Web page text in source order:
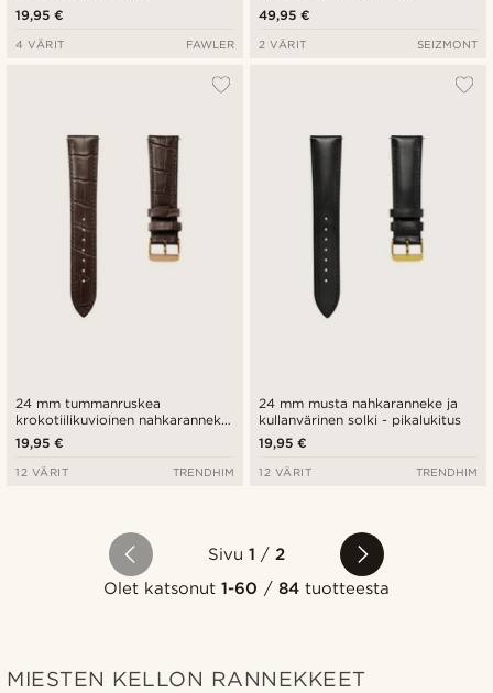
19,95 €
4 VÄRIT FAWLER
49,95 €
2 VÄRIT SEIZMONT
24 mm tummanruskea
krokotiilikuvioinen nahkaranneke
ja ruusukullan värinen solki -
pikalukitus
19,95 €
12 VÄRIT TRENDHIM
24 mm musta nahkaranneke ja
kullanvärinen solki - pikalukitus
19,95 €
12 VÄRIT TRENDHIM
Sivu 1 /2
Olet katsonut1-60 / 84tuotteesta
MIESTEN KELLON RANNEKKEET